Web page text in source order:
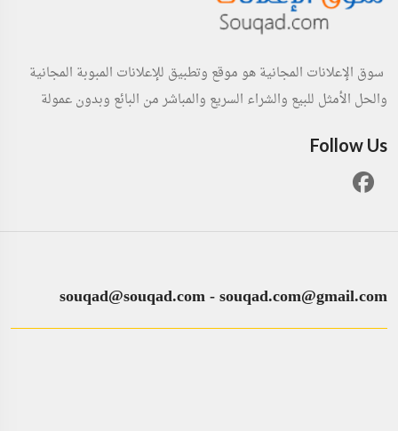
سوق الإعلانات المجانية هو موقع وتطبيق للإعلانات المبوبة المجانية
والحل الأمثل للبيع والشراء السريع والمباشر من البائع وبدون عمولة
Follow Us
souqad@souqad.com-souqad.com@gmail.com